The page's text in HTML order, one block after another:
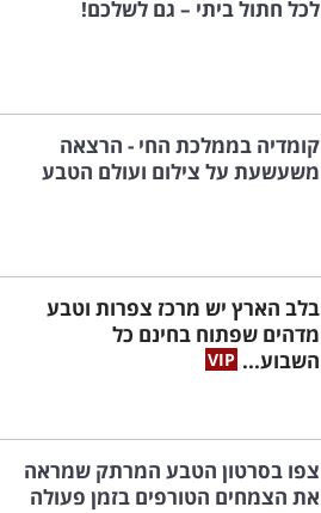
לכל חתול ביתי – גם לשלכם!
קומדיה בממלכת החי - הרצאה
משעשעת על צילום ועולם הטבע
בלב הארץ יש מרכז צפרות וטבע
מדהים שפתוח בחינם כל
השבוע...
צפו בסרטון הטבע המרתק שמראה
את הצמחים הטורפים בזמן פעולה